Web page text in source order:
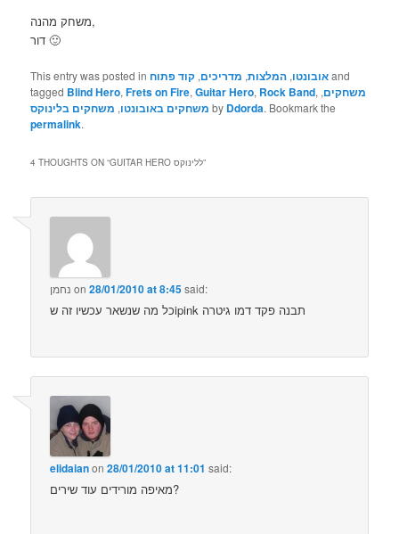
משחק מהנה,
דור 🙂
This entry was posted in אובונטו, המלצות, מדריכים, קוד פתוח
and
tagged Blind Hero,Frets on Fire,Guitar Hero, Rock Band, משחקים,
משחקים באובונטו, משחקים בלינוקס by Ddorda. Bookmark the
permalink.
4 THOUGHTS ON “ GUITAR HERO ללינוקס”
נחמן on28/01/2010 at 8:45said:
כל מה שנשאר עכשיו זה שipink תבנה פקד דמו גיטרה
elidaianon28/01/2010 at 11:01 said:
מאיפה מורידים עוד שירים?